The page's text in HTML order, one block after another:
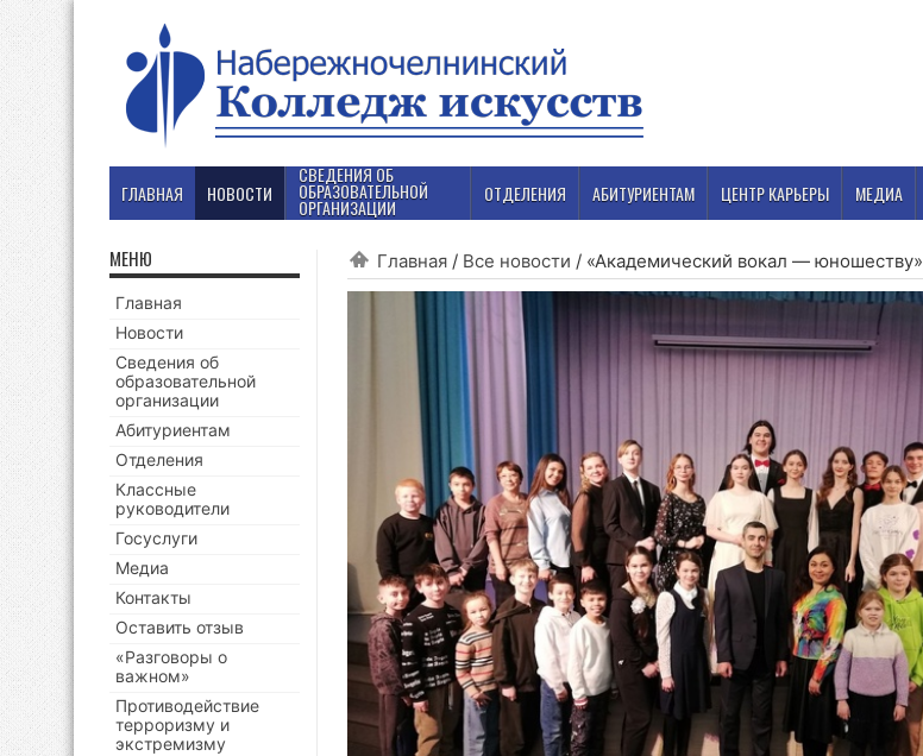
ГЛАВНАЯ НОВОСТИ
СВЕДЕНИЯ ОБ
ОБРАЗОВАТЕЛЬНОЙ
ОРГАНИЗАЦИИ
ОТДЕЛЕНИЯ АБИТУРИЕНТАМ ЦЕНТР КАРЬЕРЫ МЕДИА
Главная / Все новости / «Академический вокал — юношеству»
МЕНЮ
Главная
Новости
Сведения об
образовательной
организации
Абитуриентам
Отделения
Классные
руководители
Госуслуги
Медиа
Контакты
Оставить отзыв
«Разговоры о
важном»
Противодействие
терроризму и
экстремизму